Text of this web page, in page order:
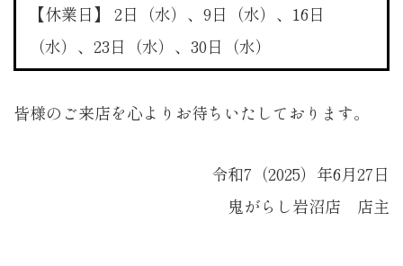
【休業日】 2日（水）、9日（水）、16日
（水）、23日（水）、30日（水）
皆様のご来店を心よりお待ちいたしております。
令和7（2025）年6月27日
鬼がらし岩沼店 店主